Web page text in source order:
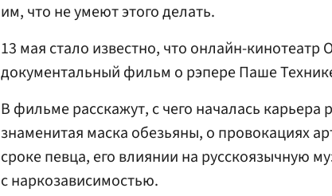
им, что не умеют этого делать.
13 мая стало известно, что онлайн-кинотеатр
документальный фильм о рэпере Паше
В фильме расскажут, с чего началась карьера
знаменитая маска обезьяны, о провокациях
сроке певца, его влиянии на русскоязычную
с наркозависимостью.